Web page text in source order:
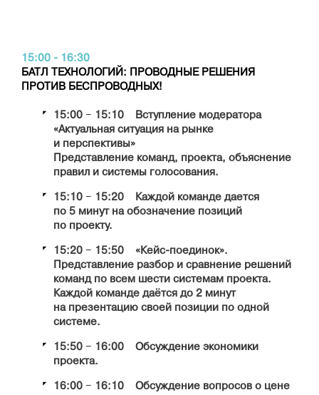
15:00 - 16:30
БАТЛ ТЕХНОЛОГИЙ: ПРОВОДНЫЕ РЕШЕНИЯ
ПРОТИВ БЕСПРОВОДНЫХ!
15:00 − 15:10 Вступление модератора
«Актуальная ситуация на рынке
и перспективы»
Представление команд, проекта, объяснение
правил и системы голосования.
15:10 − 15:20 Каждой команде дается
по 5 минут на обозначение позиций
по проекту.
15:20 − 15:50 «Кейс-поединок».
Представление разбор и сравнение решений
команд по всем шести системам проекта.
Каждой команде даётся до 2 минут
на презентацию своей позиции по одной
системе.
15:50 − 16:00 Обсуждение экономики
проекта.
16:00 − 16:10 Обсуждение вопросов о цене